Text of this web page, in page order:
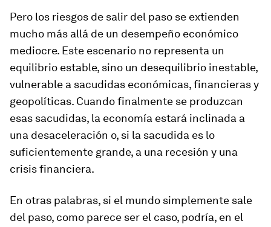
Pero los riesgos de salir del paso se extienden
mucho más allá de un desempeño económico
mediocre. Este escenario no representa un
equilibrio estable, sino un desequilibrio inestable,
vulnerable a sacudidas económicas, financieras y
geopolíticas. Cuando finalmente se produzcan
esas sacudidas, la economía estará inclinada a
una desaceleración o, si la sacudida es lo
suficientemente grande, a una recesión y una
crisis financiera.
En otras palabras, si el mundo simplemente sale
del paso, como parece ser el caso, podría, en el